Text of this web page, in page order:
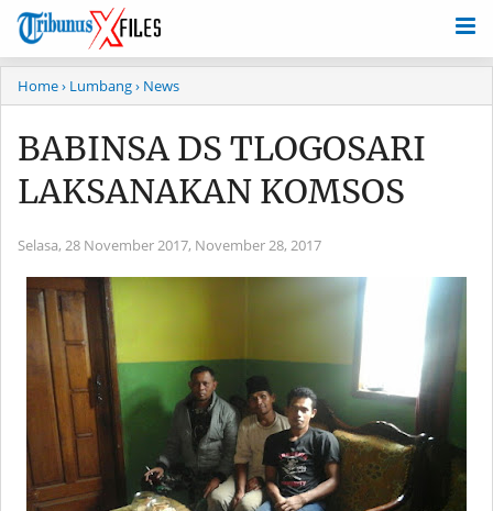
Home› Lumbang› News
BABINSA DS TLOGOSARI
LAKSANAKAN KOMSOS
Selasa, 28 November 2017, November 28, 2017